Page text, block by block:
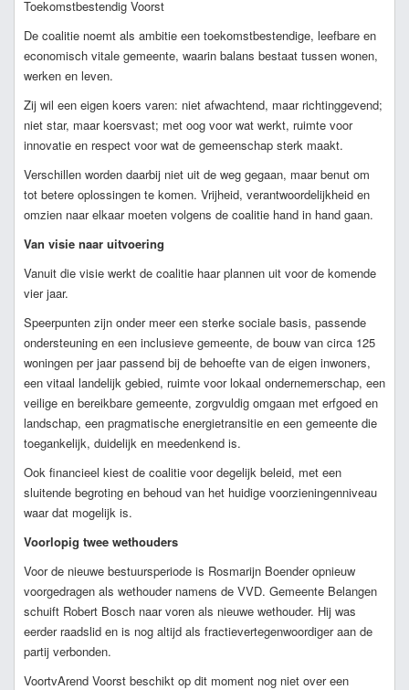
Toekomstbestendig Voorst
De coalitie noemt als ambitie een toekomstbestendige, leefbare en
economisch vitale gemeente, waarin balans bestaat tussen wonen,
werken en leven.
Zij wil een eigen koers varen: niet afwachtend, maar richtinggevend;
niet star, maar koersvast; met oog voor wat werkt, ruimte voor
innovatie en respect voor wat de gemeenschap sterk maakt.
Verschillen worden daarbij niet uit de weg gegaan, maar benut om
tot betere oplossingen te komen. Vrijheid, verantwoordelijkheid en
omzien naar elkaar moeten volgens de coalitie hand in hand gaan.
Van visie naar uitvoering
Vanuit die visie werkt de coalitie haar plannen uit voor de komende
vier jaar.
Speerpunten zijn onder meer een sterke sociale basis, passende
ondersteuning en een inclusieve gemeente, de bouw van circa 125
woningen per jaar passend bij de behoefte van de eigen inwoners,
een vitaal landelijk gebied, ruimte voor lokaal ondernemerschap, een
veilige en bereikbare gemeente, zorgvuldig omgaan met erfgoed en
landschap, een pragmatische energietransitie en een gemeente die
toegankelijk, duidelijk en meedenkend is.
Ook financieel kiest de coalitie voor degelijk beleid, met een
sluitende begroting en behoud van het huidige voorzieningenniveau
waar dat mogelijk is.
Voorlopig twee wethouders
Voor de nieuwe bestuursperiode is Rosmarijn Boender opnieuw
voorgedragen als wethouder namens de VVD. Gemeente Belangen
schuift Robert Bosch naar voren als nieuwe wethouder. Hij was
eerder raadslid en is nog altijd als fractievertegenwoordiger aan de
partij verbonden.
VoortvArend Voorst beschikt op dit moment nog niet over een